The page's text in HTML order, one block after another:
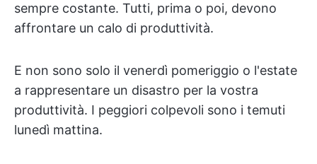
sempre costante. Tutti, prima o poi, devono
affrontare un calo di produttività.
E non sono solo il venerdì pomeriggio o l'estate
a rappresentare un disastro per la vostra
produttività. I peggiori colpevoli sono i temuti
lunedì mattina.